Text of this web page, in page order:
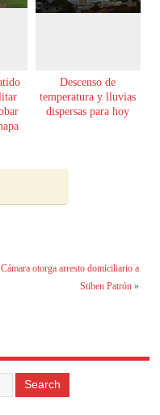
Descenso de
temperatura y lluvias
dispersas para hoy
Cámara otorga arresto domiciliario a
Stiben Patrón»